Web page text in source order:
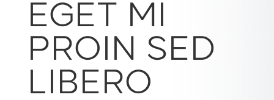
EGET MI
PROIN SED
LIBERO